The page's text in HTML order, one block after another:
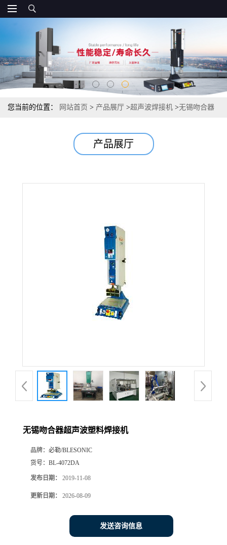
您当前的位置： 网站首页 > 产品展厅 >超声波焊接机 >无锡吻合器
产品展厅
无锡吻合器超声波塑料焊接机
品牌： 必勒/BLESONIC
货号： BL-4072DA
发布日期： 2019-11-08
更新日期： 2026-08-09
发送咨询信息